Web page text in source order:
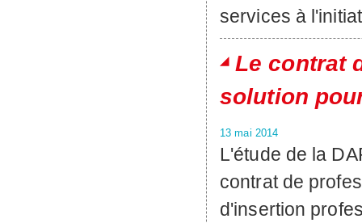
services à
Le contrat
solution
13 mai 2014
L'étude de la
contrat de
d'insertion